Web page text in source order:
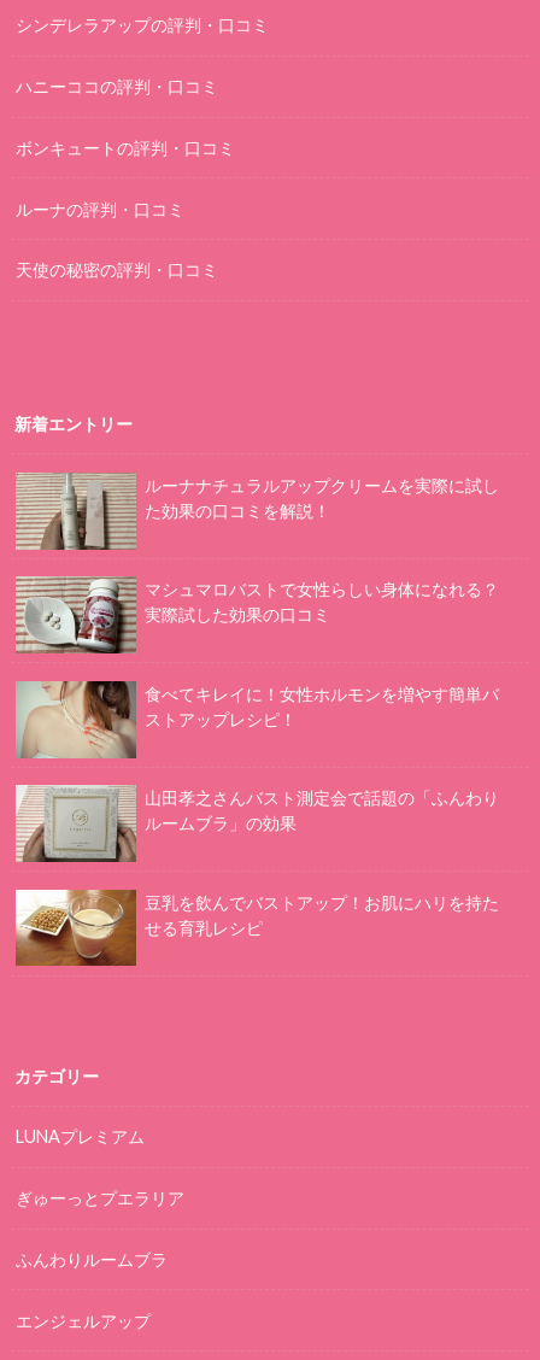
シンデレラアップの評判・口コミ
ハニーココの評判・口コミ
ボンキュートの評判・口コミ
ルーナの評判・口コミ
天使の秘密の評判・口コミ
新着エントリー
ルーナナチュラルアップクリームを実際に試し
た効果の口コミを解説！
マシュマロバストで女性らしい身体になれる？
実際試した効果の口コミ
食べてキレイに！女性ホルモンを増やす簡単バ
ストアップレシピ！
山田孝之さんバスト測定会で話題の「ふんわり
ルームブラ」の効果
豆乳を飲んでバストアップ！お肌にハリを持た
せる育乳レシピ
カテゴリー
LUNAプレミアム
ぎゅーっとプエラリア
ふんわりルームブラ
エンジェルアップ